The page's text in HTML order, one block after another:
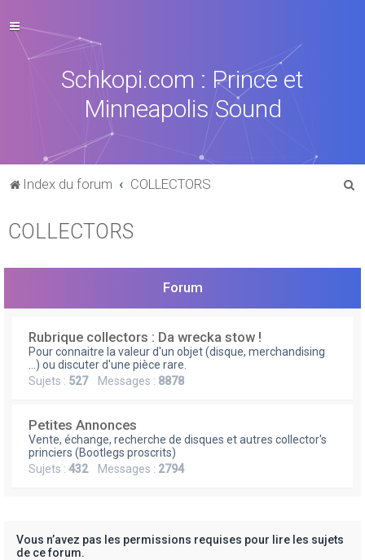
Schkopi.com : Prince et
Minneapolis Sound
Index du forum COLLECTORS
COLLECTORS
Forum
Rubrique collectors : Da wrecka stow !
Pour connaitre la valeur d'un objet (disque, merchandising
...) ou discuter d'une pièce rare.
Sujets : 527Messages : 8878
Petites Annonces
Vente, échange, recherche de disques et autres collector's
princiers (Bootlegs proscrits)
Sujets : 432Messages : 2794
Vous n’avez pas les permissions requises pour lire les sujets
de ce forum.